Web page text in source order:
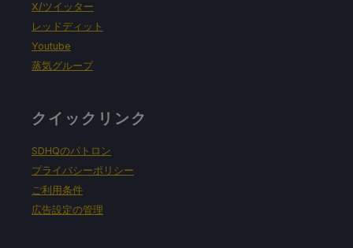
ゲーム設定：
No change from default
Max Temps: 50-55 CPU & GPU
X/ツイッター
レッドディット
Youtube
蒸気グループ
クイックリンク
SDHQのパトロン
プライバシーポリシー
ご利用条件
広告設定の管理